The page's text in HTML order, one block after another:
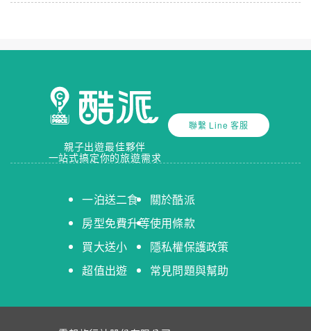
親子出遊最佳夥伴
一站式搞定你的旅遊需求
聯繫 Line 客服
一泊送二食
房型免費升等
買大送小
超值出遊
關於酷派
使用條款
隱私權保護政策
常見問題與幫助